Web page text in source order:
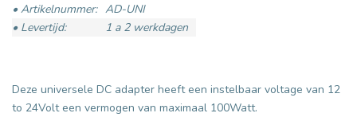
• Artikelnummer: AD-UNI
• Levertijd:
1 a 2 werkdagen
Deze universele DC adapter heeft een instelbaar voltage van 12
to 24Volt een vermogen van maximaal 100Watt.